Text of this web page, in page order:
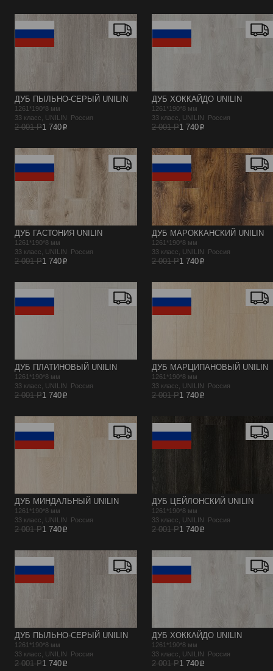
ДУБ ПЫЛЬНО-СЕРЫЙ UNILIN
1261*190*8 мм
33 класс, UNILIN Россия
2 001 Р1 740p
ДУБ ХОККАЙДО UNILIN
1261*190*8 мм
33 класс, UNILIN Россия
2 001 Р1 740p
ДУБ ГАСТОНИЯ UNILIN
1261*190*8 мм
33 класс, UNILIN Россия
2 001 Р1 740p
ДУБ МАРОККАНСКИЙ UNILIN
1261*190*8 мм
33 класс, UNILIN Россия
2 001 Р1 740p
ДУБ ПЛАТИНОВЫЙ UNILIN
1261*190*8 мм
33 класс, UNILIN Россия
2 001 Р1 740p
ДУБ МАРЦИПАНОВЫЙ UNILIN
1261*190*8 мм
33 класс, UNILIN Россия
2 001 Р1 740p
ДУБ МИНДАЛЬНЫЙ UNILIN
1261*190*8 мм
33 класс, UNILIN Россия
2 001 Р1 740p
ДУБ ЦЕЙЛОНСКИЙ UNILIN
1261*190*8 мм
33 класс, UNILIN Россия
2 001 Р1 740p
ДУБ ПЫЛЬНО-СЕРЫЙ UNILIN
1261*190*8 мм
33 класс, UNILIN Россия
2 001 Р1 740p
ДУБ ХОККАЙДО UNILIN
1261*190*8 мм
33 класс, UNILIN Россия
2 001 Р1 740p